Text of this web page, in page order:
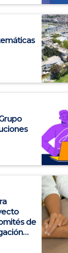
de